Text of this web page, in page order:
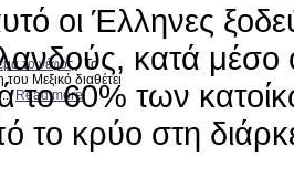
το νέφοςΤο
Μεξικό διαθέτει
Read more
οι Έλληνες
κατά μέσο
το 60% των
κρύο στη